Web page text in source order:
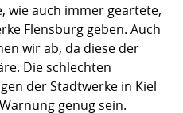
wie auch immer geartete,
Flensburg geben. Auch
wir ab, da diese der
Die schlechten
der Stadtwerke in Kiel
genug sein.